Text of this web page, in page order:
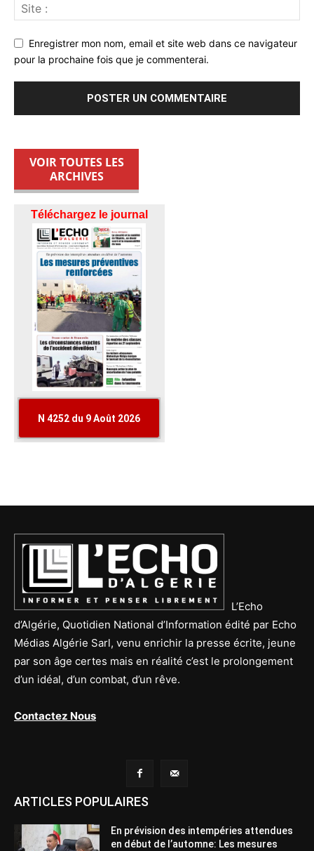
Enregistrer mon nom, email et site web dans ce navigateur
pour la prochaine fois que je commenterai.
VOIR TOUTES LES
ARCHIVES
L’Echo
d’Algérie, Quotidien National d’Information édité par Echo
Médias Algérie Sarl, venu enrichir la presse écrite, jeune
par son âge certes mais en réalité c’est le prolongement
d’un idéal, d’un combat, d’un rêve.
Contactez Nous
ARTICLES POPULAIRES
En prévision des intempéries attendues
en début de l’automne: Les mesures